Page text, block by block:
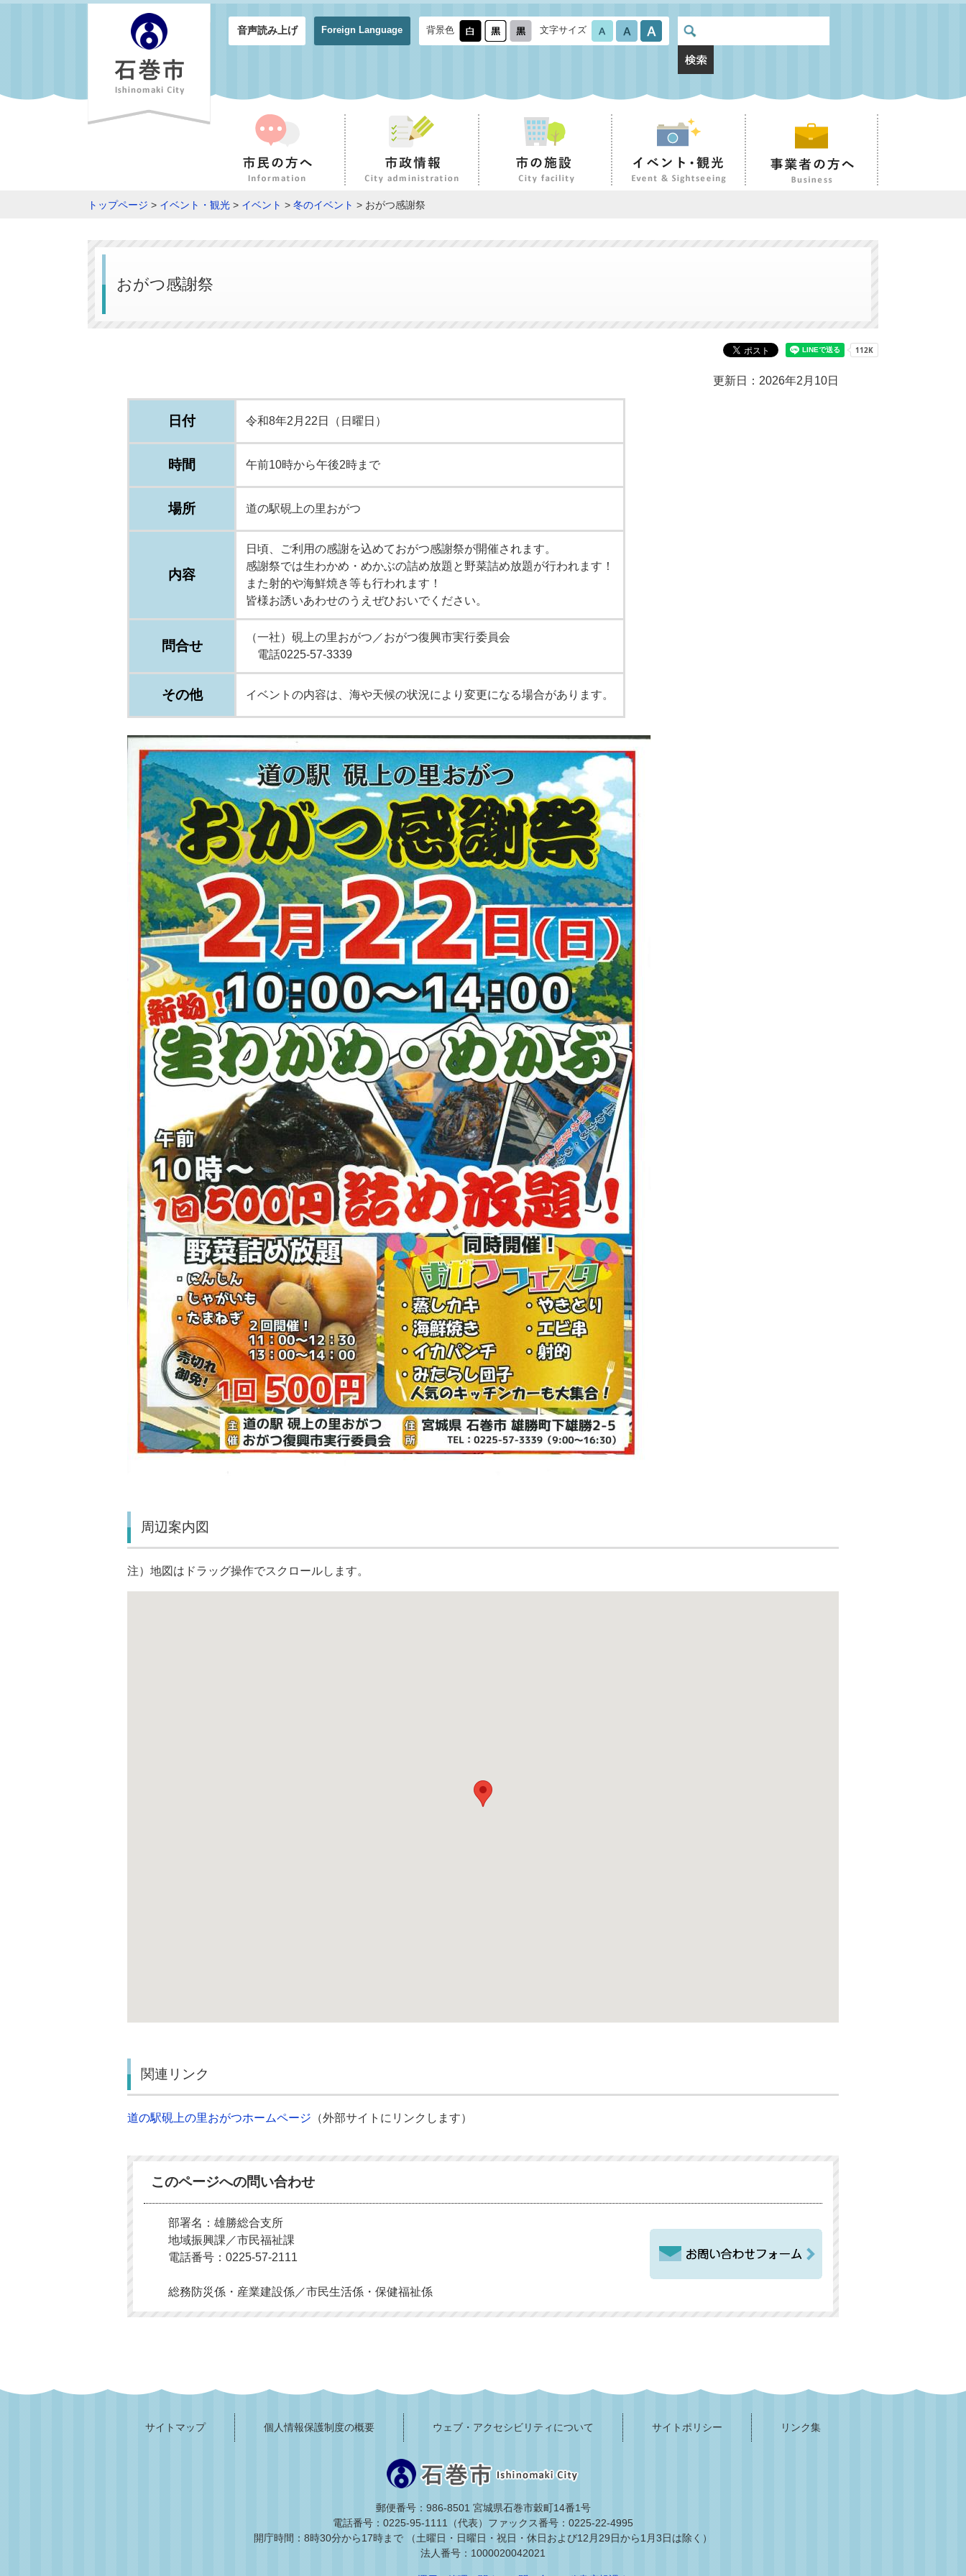
音声読み上げ Foreign Language 背景色 文字サイズ
トップページ > イベント・観光 > イベント > 冬のイベント > おがつ感謝祭
おがつ感謝祭
更新日：2026年2月10日
日付 令和8年2月22日（日曜日）
時間 午前10時から午後2時まで
場所 道の駅硯上の里おがつ
内容
日頃、ご利用の感謝を込めておがつ感謝祭が開催されます。
感謝祭では生わかめ・めかぶの詰め放題と野菜詰め放題が行われます！
また射的や海鮮焼き等も行われます！
皆様お誘いあわせのうえぜひおいでください。
問合せ
（一社）硯上の里おがつ／おがつ復興市実行委員会
電話0225-57-3339
その他 イベントの内容は、海や天候の状況により変更になる場合があります。
周辺案内図
注）地図はドラッグ操作でスクロールします。
関連リンク
道の駅硯上の里おがつホームページ （外部サイトにリンクします）
このページへの問い合わせ
部署名：雄勝総合支所
地域振興課／市民福祉課
電話番号：0225-57-2111
総務防災係・産業建設係／市民生活係・保健福祉係
サイトマップ 個人情報保護制度の概要 ウェブ・アクセシビリティについて サイトポリシー リンク集
郵便番号：986-8501 宮城県石巻市穀町14番1号
電話番号：0225-95-1111（代表） ファックス番号：0225-22-4995
開庁時間：8時30分から17時まで （土曜日・日曜日・祝日・休日および12月29日から1月3日は除く）
法人番号：1000020042021